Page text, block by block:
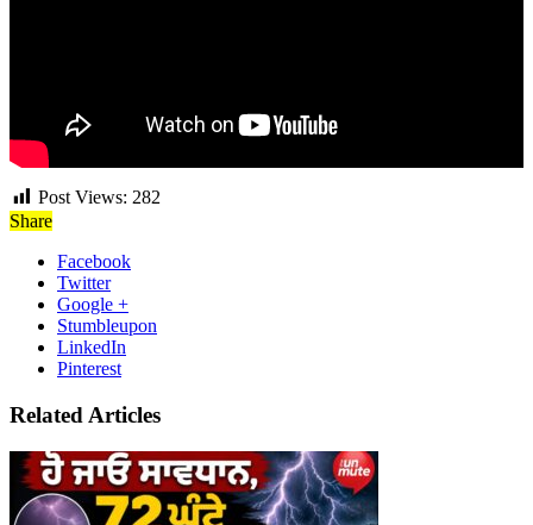
Post Views: 282
Share
Facebook
Twitter
Google +
Stumbleupon
LinkedIn
Pinterest
Related Articles